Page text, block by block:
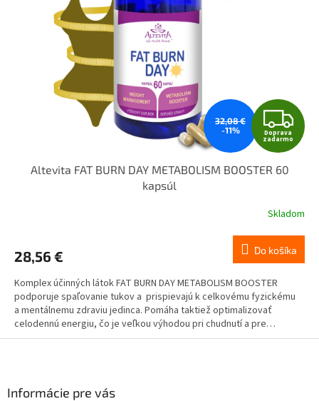
32,08 €
-11%
Z
D
R
M
A
Doprava
zadarmo
Altevita FAT BURN DAY METABOLISM BOOSTER 60
kapsúl
Skladom
28,56 € Do košíka
Komplex účinných látok FAT BURN DAY METABOLISM BOOSTER
podporuje spaľovanie tukov a prispievajú k celkovému fyzickému
a mentálnemu zdraviu jedinca. Pomáha taktiež optimalizovať
celodennú energiu, čo je veľkou výhodou pri chudnutí a pre
udržiavanie optimálnej váhy.
Informácie pre vás